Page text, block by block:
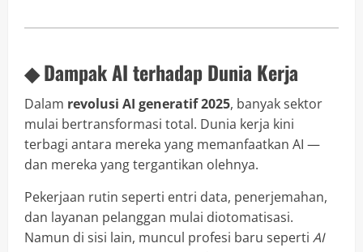
◆ Dampak AI terhadap Dunia Kerja
Dalam revolusi AI generatif 2025, banyak sektor
mulai bertransformasi total. Dunia kerja kini
terbagi antara mereka yang memanfaatkan AI —
dan mereka yang tergantikan olehnya.
Pekerjaan rutin seperti entri data, penerjemahan,
dan layanan pelanggan mulai diotomatisasi.
Namun di sisi lain, muncul profesi baru seperti AI